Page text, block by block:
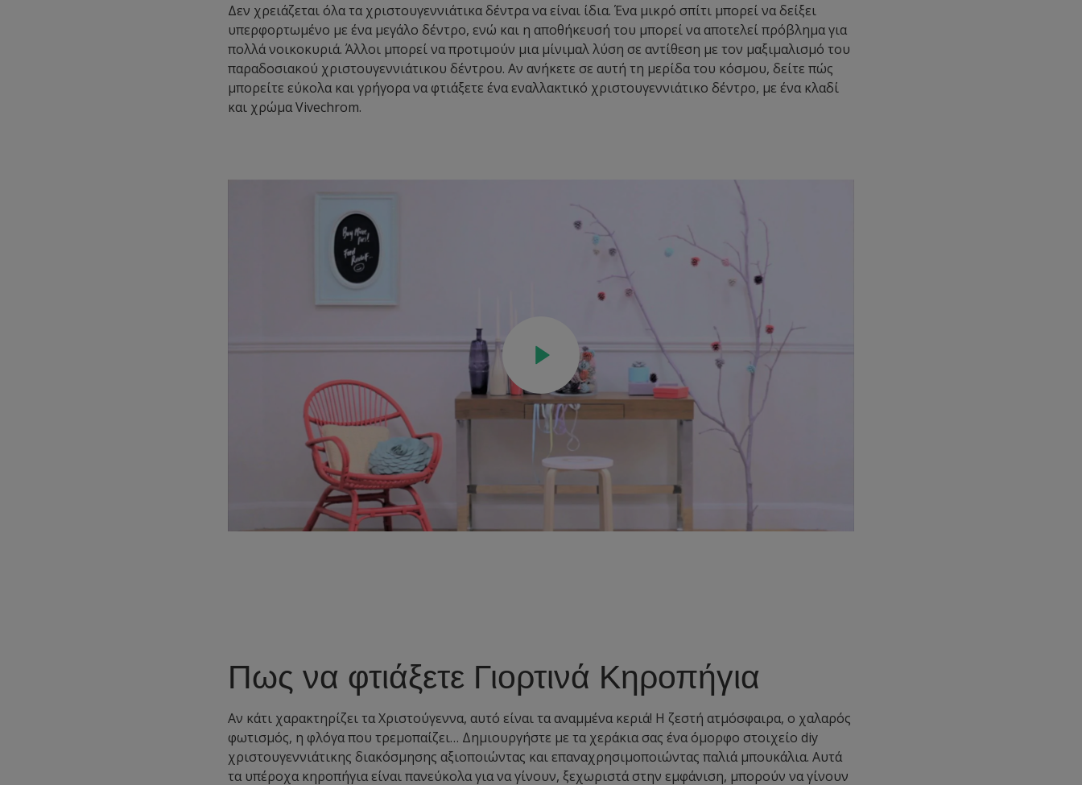
Δεν χρειάζεται όλα τα χριστουγεννιάτικα δέντρα να είναι ίδια. Ένα μικρό σπίτι μπορεί να δείξει
υπερφορτωμένο με ένα μεγάλο δέντρο, ενώ και η αποθήκευσή του μπορεί να αποτελεί πρόβλημα για
πολλά νοικοκυριά. Άλλοι μπορεί να προτιμούν μια μίνιμαλ λύση σε αντίθεση με τον μαξιμαλισμό του
παραδοσιακού χριστουγεννιάτικου δέντρου. Αν ανήκετε σε αυτή τη μερίδα του κόσμου, δείτε πώς
μπορείτε εύκολα και γρήγορα να φτιάξετε ένα εναλλακτικό χριστουγεννιάτικο δέντρο, με ένα κλαδί
και χρώμα Vivechrom.
Πως να φτιάξετε Γιορτινά Κηροπήγια
Αν κάτι χαρακτηρίζει τα Χριστούγεννα, αυτό είναι τα αναμμένα κεριά! Η ζεστή ατμόσφαιρα, ο χαλαρός
φωτισμός, η φλόγα που τρεμοπαίζει… Δημιουργήστε με τα χεράκια σας ένα όμορφο στοιχείο diy
χριστουγεννιάτικης διακόσμησης αξιοποιώντας και επαναχρησιμοποιώντας παλιά μπουκάλια. Αυτά
τα υπέροχα κηροπήγια είναι πανεύκολα για να γίνουν, ξεχωριστά στην εμφάνιση, μπορούν να γίνουν